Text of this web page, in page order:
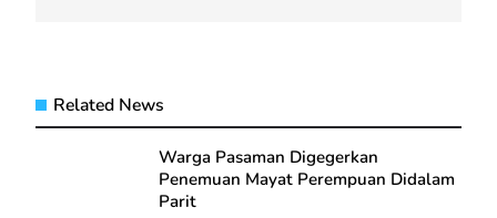
Related News
Warga Pasaman Digegerkan
Penemuan Mayat Perempuan Didalam
Parit